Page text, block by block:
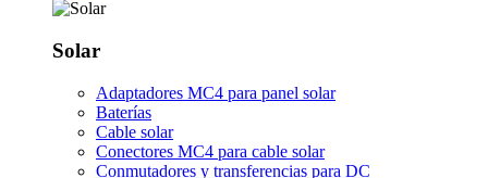
Solar
Adaptadores MC4 para panel solar
Baterías
Cable solar
Conectores MC4 para cable solar
Conmutadores y transferencias para DC